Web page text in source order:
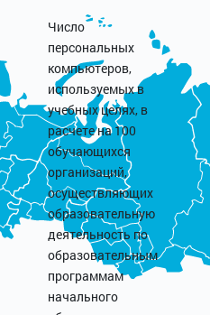
Число
персональных
компьютеров,
используемых в
учебных целях, в
расчете на 100
обучающихся
организаций,
осуществляющих
образовательную
деятельность по
образовательным
программам
начального